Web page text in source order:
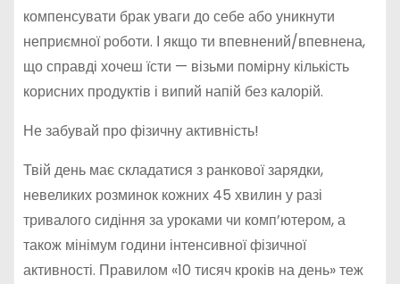
компенсувати брак уваги до себе або уникнути
неприємної роботи. І якщо ти впевнений/впевнена,
що справді хочеш їсти — візьми помірну кількість
корисних продуктів і випий напій без калорій.
Не забувай про фізичну активність!
Твій день має складатися з ранкової зарядки,
невеликих розминок кожних 45 хвилин у разі
тривалого сидіння за уроками чи комп’ютером, а
також мінімум години інтенсивної фізичної
активності. Правилом «10 тисяч кроків на день» теж